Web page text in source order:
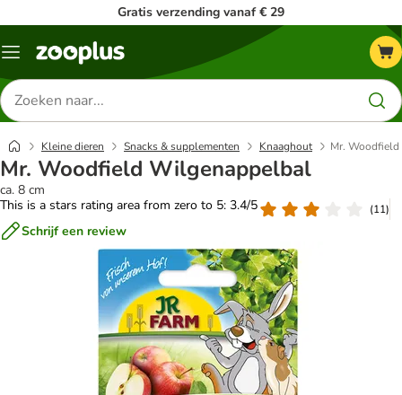
Gratis verzending vanaf € 29
Menu
Zoeken
naar
producten
Kleine dieren Snacks & supplementen Knaaghout Mr.
Mr. Woodfield Wilgenappelbal
ca. 8 cm
This is a stars rating area from zero to 5: 3.4/5
(11)
Schrijf een review